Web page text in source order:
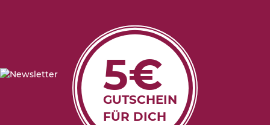
5€
GUTSCHEIN
FÜR DICH